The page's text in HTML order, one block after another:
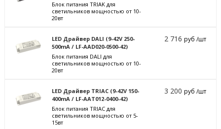
Блок питания TRIAK для
светильников мощностью от 10-
20вт
LED Драйвер DALI (9-42V 250-
500mA / LF-AAD020-0500-42)
Блок питания DALI для
светильников мощностью от 10-
20вт
2 716руб /шт
LED Драйвер TRIAC (9-42V 150-
400mA / LF-AAT012-0400-42)
Блок питания TRIAC для
светильников мощностью от 5-
15вт
3 200руб /шт